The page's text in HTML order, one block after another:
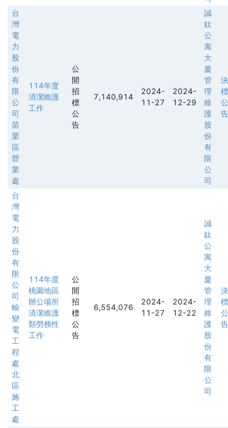
台
灣
電
力
股
份
有
限
公
司
苗
栗
區
營
業
處
114年度
清潔維護
工作
公
開
招
標
公
告
7,140,914
2024-
11-27
2024-
12-29
誠
鈦
公
寓
大
廈
管
理
維
護
股
份
有
限
公
司
決
標
公
告
台
灣
電
力
股
份
有
限
公
司
輸
變
電
工
程
處
北
區
施
工
處
114年度
桃園地區
辦公場所
清潔維護
類勞務性
工作
公
開
招
標
公
告
6,554,076
2024-
11-27
2024-
12-22
誠
鈦
公
寓
大
廈
管
理
維
護
股
份
有
限
公
司
決
標
公
告